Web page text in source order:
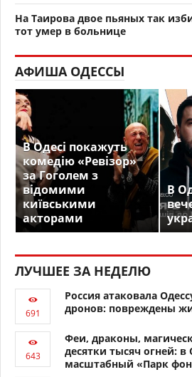
На Таирова двое пьяных так
тот умер в больнице
АФИША ОДЕССЫ
В Одесі покажуть
комедію «Ревізор»
за Гоголем з
відомими
київськими
акторами
В
ЛУЧШЕЕ ЗА НЕДЕЛЮ
Россия атаковала
дронов: повреждены
Феи, драконы,
десятки тысяч огней: в
масштабный «Парк